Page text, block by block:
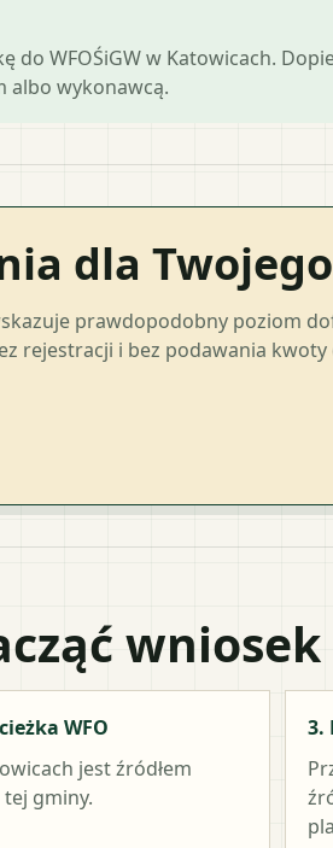
WFOŚiGW w Katowicach.
albo wykonawcą.
dla
prawdopodobny poziom
rejestracji i bez podawania kwoty
wniosek
WFO
jest źródłem
gminy.
3.